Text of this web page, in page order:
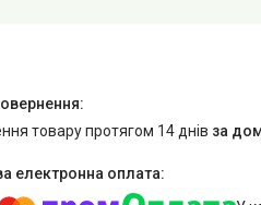
товару протягом 14 днів за